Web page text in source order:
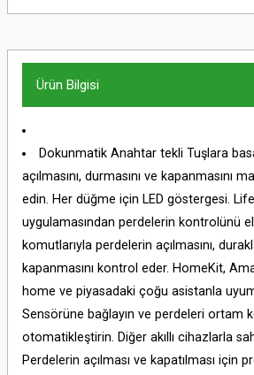
Ürün Bilgisi
Dokunmatik Anahtar tekli Tuşlara
açılmasını, durmasını ve kapanmasını
edin. Her düğme için LED göstergesi.
uygulamasından perdelerin kontrolünü
komutlarıyla perdelerin açılmasını,
kapanmasını kontrol eder. HomeKit,
home ve piyasadaki çoğu asistanla
Sensörüne bağlayın ve perdeleri ortam
otomatikleştirin. Diğer akıllı cihazlarla
Perdelerin açılması ve kapatılması için